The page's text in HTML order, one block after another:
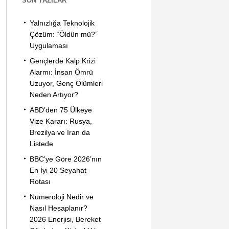
Yalnızlığa Teknolojik
Çözüm: “Öldün mü?”
Uygulaması
Gençlerde Kalp Krizi
Alarmı: İnsan Ömrü
Uzuyor, Genç Ölümleri
Neden Artıyor?
ABD’den 75 Ülkeye
Vize Kararı: Rusya,
Brezilya ve İran da
Listede
BBC’ye Göre 2026’nın
En İyi 20 Seyahat
Rotası
Numeroloji Nedir ve
Nasıl Hesaplanır?
2026 Enerjisi, Bereket